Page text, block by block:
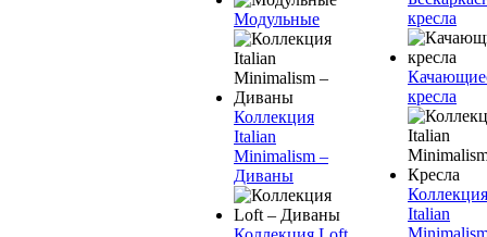
Модульные
Коллекция
Italian
Minimalism –
Диваны
кресла
кресла
Коллекция
Italian